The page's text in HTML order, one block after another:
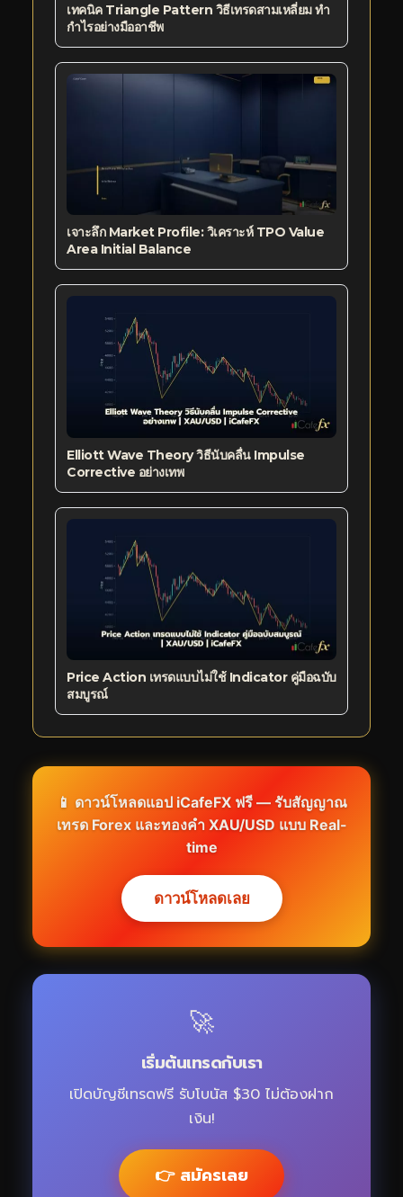
เทคนิค Triangle Pattern วิธีเทรดสามเหลี่ยม ทำ
กำไรอย่างมืออาชีพ
เจาะลึก Market Profile: วิเคราะห์ TPO Value
Area Initial Balance
Elliott Wave Theory วิธีนับคลื่น Impulse
Corrective อย่างเทพ
Price Action เทรดแบบไม่ใช้ Indicator คู่มือฉบับ
สมบูรณ์
📱 ดาวน์โหลดแอป iCafeFX ฟรี — รับสัญญาณ
เทรด Forex และทองคำ XAU/USD แบบ Real-
time
ดาวน์โหลดเลย
🚀
เริ่มต้นเทรดกับเรา
เปิดบัญชีเทรดฟรี รับโบนัส $30 ไม่ต้องฝาก
เงิน!
👉 สมัครเลย